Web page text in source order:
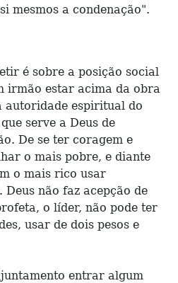
mesmos a condenação".
é sobre a posição social
irmão estar acima da obra
autoridade espiritual do
serve a Deus de
De se ter coragem e
o mais pobre, e diante
o mais rico usar
não faz acepção de
o líder, não pode ter
usar de dois pesos e
entrar algum